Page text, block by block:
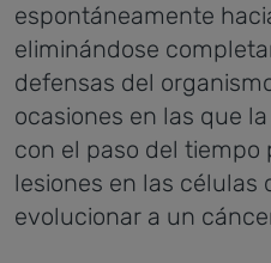
espontáneamente
eliminándose
defensas del
ocasiones en las que
con el paso del tiempo
lesiones en las células
evolucionar a un